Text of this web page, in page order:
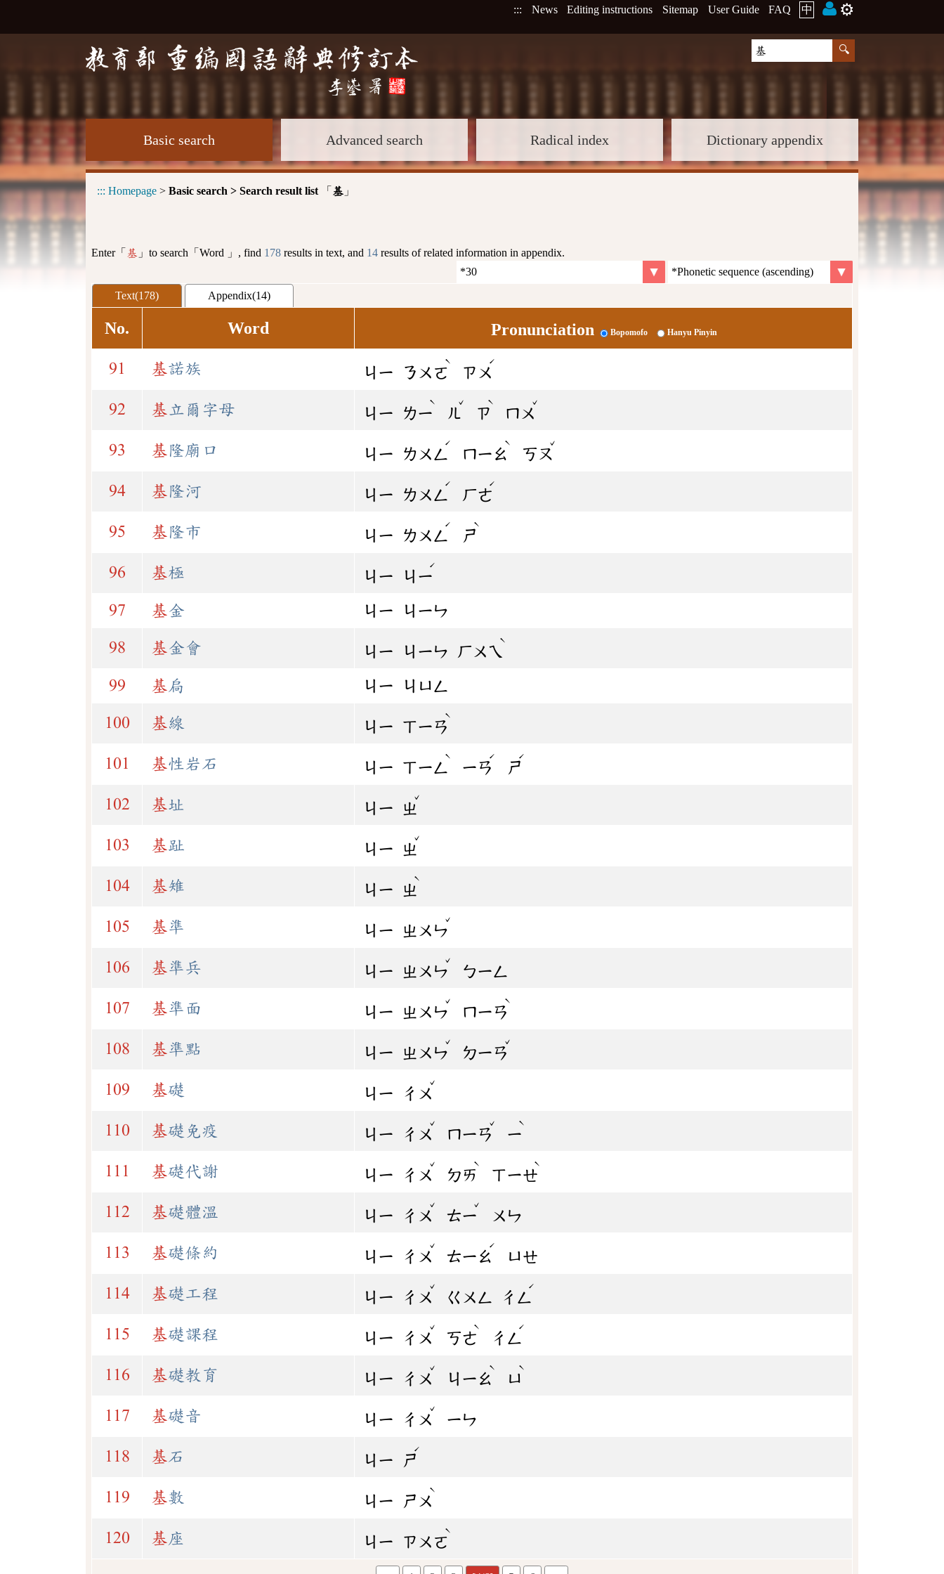
::: News Editing instructions Sitemap User Guide FAQ 中 ⚙️
Basic search Advanced search Radical index Dictionary appendix
::: Homepage > Basic search > Search result list 「 基 」
Enter「 基 」to search「Word 」, find 178 results in text, and 14 results of related information in appendix.
Text(178) Appendix(14)
No. Word Pronunciation Bopomofo Hanyu Pinyin
91 基諾族 ㄐㄧ ㄋㄨㄛ
ˋ
ㄗㄨ
ˊ
92 基立爾字母 ㄐㄧ ㄌㄧ
ˋ
ㄦ
ˇ
ㄗ
ˋ
ㄇㄨ
ˇ
93 基隆廟口 ㄐㄧ ㄌㄨㄥ
ˊ
ㄇㄧㄠ
ˋ
ㄎㄡ
ˇ
94 基隆河 ㄐㄧ ㄌㄨㄥ
ˊ
ㄏㄜ
ˊ
95 基隆市 ㄐㄧ ㄌㄨㄥ
ˊ
ㄕ
ˋ
96 基極 ㄐㄧ ㄐㄧ
ˊ
97 基金 ㄐㄧ ㄐㄧㄣ
98 基金會 ㄐㄧ ㄐㄧㄣ ㄏㄨㄟ
ˋ
99 基扃 ㄐㄧ ㄐㄩㄥ
100 基線 ㄐㄧ ㄒㄧㄢ
ˋ
101 基性岩石 ㄐㄧ ㄒㄧㄥ
ˋ
ㄧㄢ
ˊ
ㄕ
ˊ
102 基址 ㄐㄧ ㄓ
ˇ
103 基趾 ㄐㄧ ㄓ
ˇ
104 基雉 ㄐㄧ ㄓ
ˋ
105 基準 ㄐㄧ ㄓㄨㄣ
ˇ
106 基準兵 ㄐㄧ ㄓㄨㄣ
ˇ
ㄅㄧㄥ
107 基準面 ㄐㄧ ㄓㄨㄣ
ˇ
ㄇㄧㄢ
ˋ
108 基準點 ㄐㄧ ㄓㄨㄣ
ˇ
ㄉㄧㄢ
ˇ
109 基礎 ㄐㄧ ㄔㄨ
ˇ
110 基礎免疫 ㄐㄧ ㄔㄨ
ˇ
ㄇㄧㄢ
ˇ
ㄧ
ˋ
111 基礎代謝 ㄐㄧ ㄔㄨ
ˇ
ㄉㄞ
ˋ
ㄒㄧㄝ
ˋ
112 基礎體溫 ㄐㄧ ㄔㄨ
ˇ
ㄊㄧ
ˇ
ㄨㄣ
113 基礎條約 ㄐㄧ ㄔㄨ
ˇ
ㄊㄧㄠ
ˊ
ㄩㄝ
114 基礎工程 ㄐㄧ ㄔㄨ
ˇ
ㄍㄨㄥ ㄔㄥ
ˊ
115 基礎課程 ㄐㄧ ㄔㄨ
ˇ
ㄎㄜ
ˋ
ㄔㄥ
ˊ
116 基礎教育 ㄐㄧ ㄔㄨ
ˇ
ㄐㄧㄠ
ˋ
ㄩ
ˋ
117 基礎音 ㄐㄧ ㄔㄨ
ˇ
ㄧㄣ
118 基石 ㄐㄧ ㄕ
ˊ
119 基數 ㄐㄧ ㄕㄨ
ˋ
120 基座 ㄐㄧ ㄗㄨㄛ
ˋ